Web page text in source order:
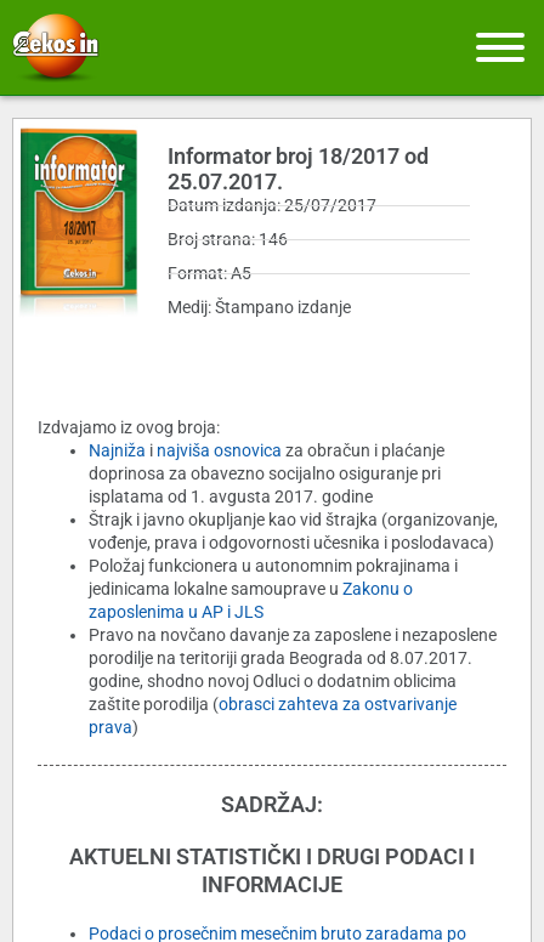
Informator broj 18/2017 od
25.07.2017.
Datum izdanja: 25/07/2017
Broj strana: 146
Format: A5
Medij: Štampano izdanje
Izdvajamo iz ovog broja:
Najniža i najviša osnovica za obračun i plaćanje
doprinosa za obavezno socijalno osiguranje pri
isplatama od 1. avgusta 2017. godine
Štrajk i javno okupljanje kao vid štrajka (organizovanje,
vođenje, prava i odgovornosti učesnika i poslodavaca)
Položaj funkcionera u autonomnim pokrajinama i
jedinicama lokalne samouprave u Zakonu o
zaposlenima u AP i JLS
Pravo na novčano davanje za zaposlene i nezaposlene
porodilje na teritoriji grada Beograda od 8.07.2017.
godine, shodno novoj Odluci o dodatnim oblicima
zaštite porodilja (obrasci zahteva za ostvarivanje
prava)
SADRŽAJ:
AKTUELNI STATISTIČKI I DRUGI PODACI I
INFORMACIJE
Podaci o prosečnim mesečnim bruto zaradama po